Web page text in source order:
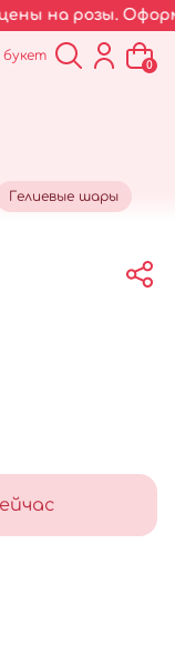
Оформление в
букет
0
Гелиевые шары